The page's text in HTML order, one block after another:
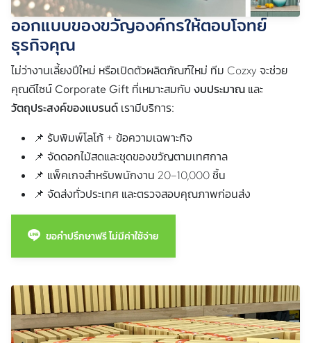
ออกแบบของขวัญองค์กรให้ตอบโจทย์
ธุรกิจคุณ
ไม่ว่างานเลี้ยงปีใหม่ หรือเปิดตัวผลิตภัณฑ์ใหม่ ทีม Cozxy จะช่วย
คุณดีไซน์ Corporate Gift ที่เหมาะสมกับ งบประมาณ และ
วัตถุประสงค์ของแบรนด์ เรามีบริการ:
📌 รับพิมพ์โลโก้ + ข้อความเฉพาะกิจ
📌 จัดดอกไม้สดและชุดของขวัญตามเทศกาล
📌 แพ็คเกจสำหรับพนักงาน 20–10,000 ชิ้น
📌 จัดส่งทั่วประเทศ และตรวจสอบคุณภาพก่อนส่ง
ขอคำปรึกษาฟรี ไม่มีค่าใช้จ่าย